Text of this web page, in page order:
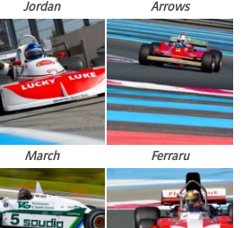
Jordan Arrows
March Ferraru